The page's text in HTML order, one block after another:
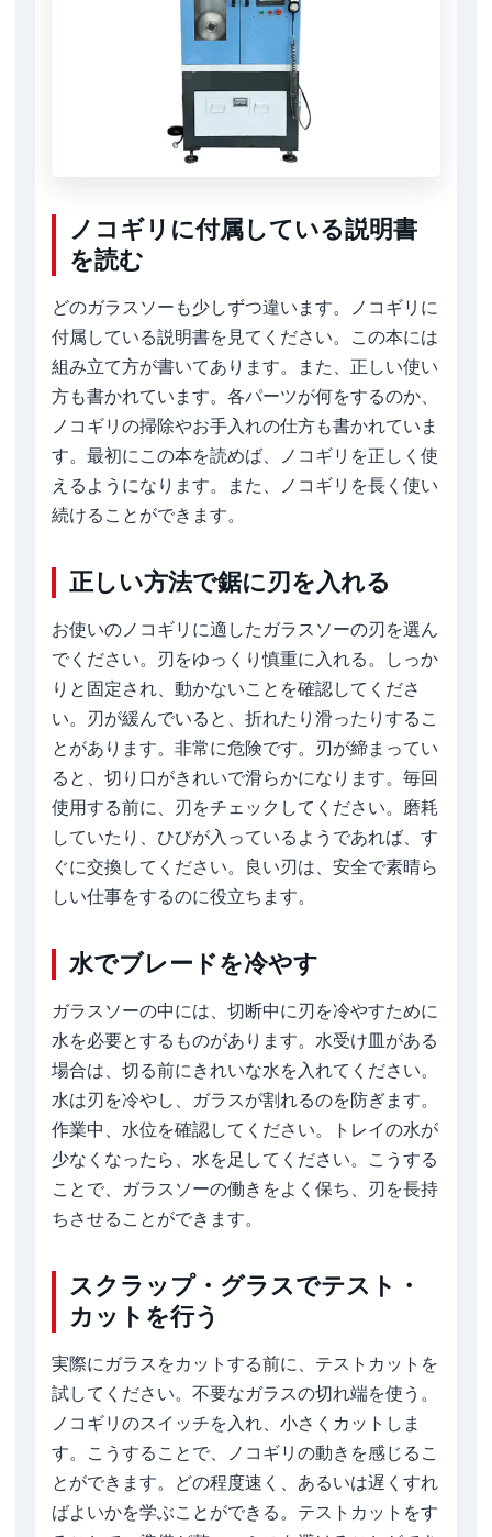
ノコギリに付属している説明書
を読む
どのガラスソーも少しずつ違います。ノコギリに
付属している説明書を見てください。この本には
組み立て方が書いてあります。また、正しい使い
方も書かれています。各パーツが何をするのか、
ノコギリの掃除やお手入れの仕方も書かれていま
す。最初にこの本を読めば、ノコギリを正しく使
えるようになります。また、ノコギリを長く使い
続けることができます。
正しい方法で鋸に刃を入れる
お使いのノコギリに適したガラスソーの刃を選ん
でください。刃をゆっくり慎重に入れる。しっか
りと固定され、動かないことを確認してくださ
い。刃が緩んでいると、折れたり滑ったりするこ
とがあります。非常に危険です。刃が締まってい
ると、切り口がきれいで滑らかになります。毎回
使用する前に、刃をチェックしてください。磨耗
していたり、ひびが入っているようであれば、す
ぐに交換してください。良い刃は、安全で素晴ら
しい仕事をするのに役立ちます。
水でブレードを冷やす
ガラスソーの中には、切断中に刃を冷やすために
水を必要とするものがあります。水受け皿がある
場合は、切る前にきれいな水を入れてください。
水は刃を冷やし、ガラスが割れるのを防ぎます。
作業中、水位を確認してください。トレイの水が
少なくなったら、水を足してください。こうする
ことで、ガラスソーの働きをよく保ち、刃を長持
ちさせることができます。
スクラップ・グラスでテスト・
カットを行う
実際にガラスをカットする前に、テストカットを
試してください。不要なガラスの切れ端を使う。
ノコギリのスイッチを入れ、小さくカットしま
す。こうすることで、ノコギリの動きを感じるこ
とができます。どの程度速く、あるいは遅くすれ
ばよいかを学ぶことができる。テストカットをす